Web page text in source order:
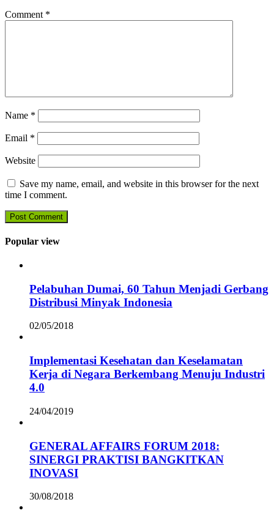
Comment *
Name *
Email *
Website
Save my name, email, and website in this browser for the next
time I comment.
Popular view
Pelabuhan Dumai, 60 Tahun Menjadi Gerbang
Distribusi Minyak Indonesia
02/05/2018
Implementasi Kesehatan dan Keselamatan
Kerja di Negara Berkembang Menuju Industri
4.0
24/04/2019
GENERAL AFFAIRS FORUM 2018:
SINERGI PRAKTISI BANGKITKAN
INOVASI
30/08/2018